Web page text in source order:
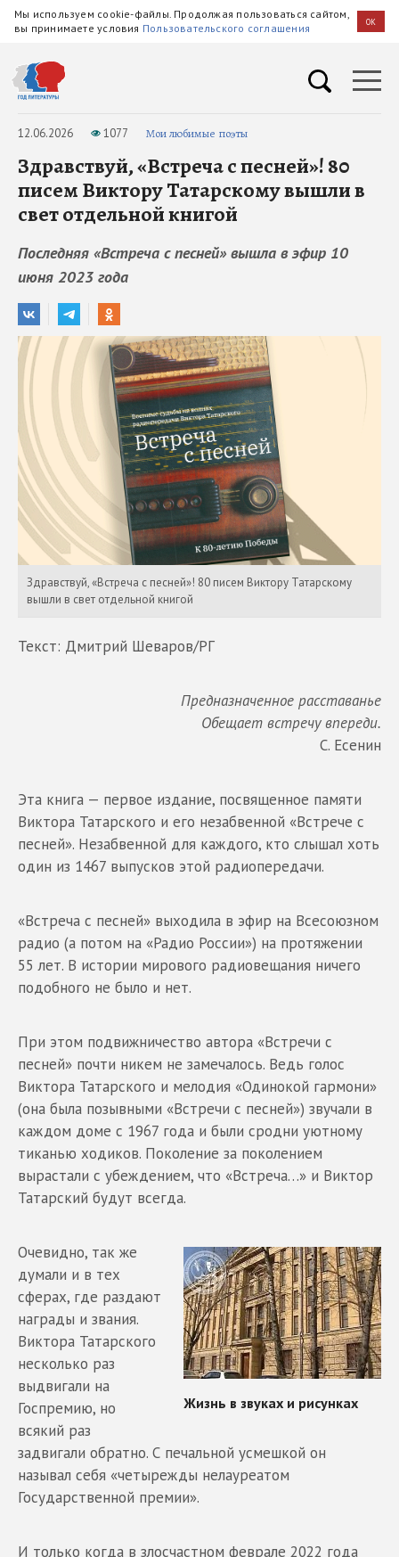
Мы используем cookie-файлы. Продолжая пользоваться сайтом,
вы принимаете условия Пользовательского соглашения OK
12.06.2026 1077 Мои любимые поэты
Здравствуй, «Встреча с песней»! 80
писем Виктору Татарскому вышли в
свет отдельной книгой
Последняя «Встреча с песней» вышла в эфир 10
июня 2023 года
Здравствуй, «Встреча с песней»! 80 писем Виктору Татарскому
вышли в свет отдельной книгой
Текст: Дмитрий Шеваров/РГ
Предназначенное расставанье
Обещает встречу впереди.
С. Есенин
Эта книга — первое издание, посвященное памяти
Виктора Татарского и его незабвенной «Встрече с
песней». Незабвенной для каждого, кто слышал хоть
один из 1467 выпусков этой радиопередачи.
«Встреча с песней» выходила в эфир на Всесоюзном
радио (а потом на «Радио России») на протяжении
55 лет. В истории мирового радиовещания ничего
подобного не было и нет.
При этом подвижничество автора «Встречи с
песней» почти никем не замечалось. Ведь голос
Виктора Татарского и мелодия «Одинокой гармони»
(она была позывными «Встречи с песней») звучали в
каждом доме с 1967 года и были сродни уютному
тиканью ходиков. Поколение за поколением
вырастали с убеждением, что «Встреча…» и Виктор
Татарский будут всегда.
Очевидно, так же
думали и в тех
сферах, где раздают
награды и звания.
Виктора Татарского
несколько раз
выдвигали на
Госпремию, но
всякий раз
задвигали обратно. С печальной усмешкой он
называл себя «четырежды нелауреатом
Государственной премии».
И только когда в злосчастном феврале 2022 года